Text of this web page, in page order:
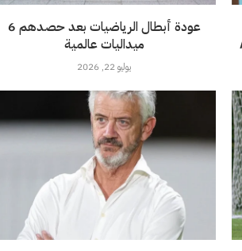
عودة أبطال الرياضيات بعد حصدهم 6
ميداليات عالمية
يوليو 22, 2026